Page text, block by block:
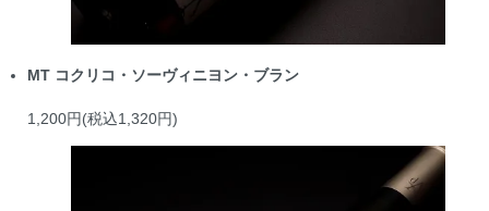
MT コクリコ・ソーヴィニヨン・ブラン
1,200円(税込1,320円)